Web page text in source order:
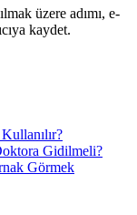
üzere adımı, e-
kaydet.
Gidilmeli?
Görmek